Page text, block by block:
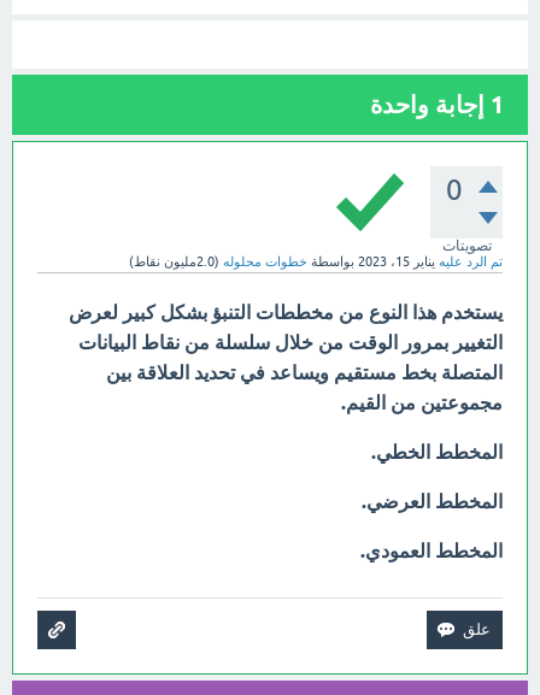
1 إجابة واحدة
0
تصويتات
تم الرد عليه يناير 15، 2023 بواسطة خطوات محلوله (2.0مليون نقاط)
يستخدم هذا النوع من مخططات التنبؤ بشكل كبير لعرض
التغيير بمرور الوقت من خلال سلسلة من نقاط البيانات
المتصلة بخط مستقيم ويساعد في تحديد العلاقة بين
مجموعتين من القيم.
المخطط الخطي.
المخطط العرضي.
المخطط العمودي.